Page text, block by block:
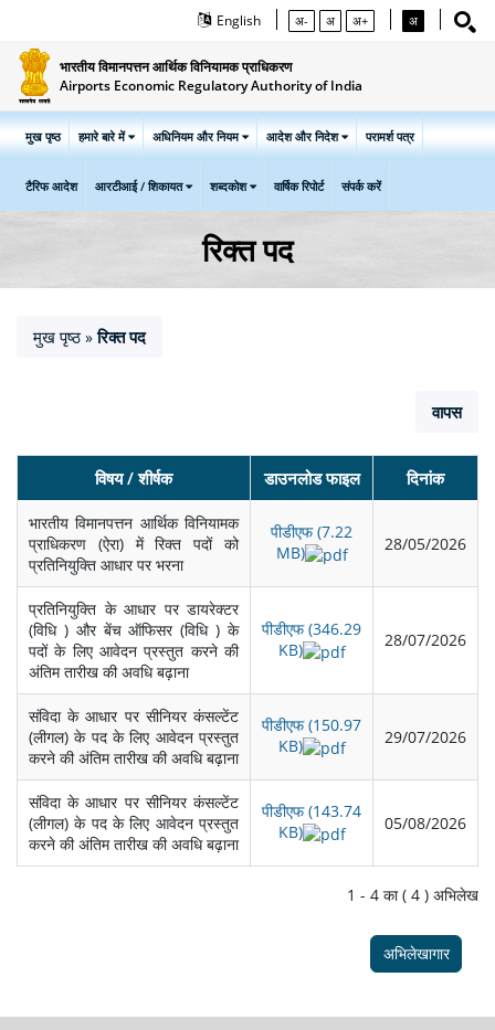
English अ- अ अ+ अ
भारतीय विमानपत्तन आर्थिक विनियामक प्राधिकरण
Airports Economic Regulatory Authority of India
मुख पृष्ठ हमारे बारे में अधिनियम और नियम आदेश और निदेश परामर्श पत्र
टैरिफ आदेश आरटीआई / शिकायत शब्दकोश वार्षिक रिपोर्ट संपर्क करें
रिक्त पद
मुख पृष्ठ » रिक्त पद
वापस
विषय / शीर्षक डाउनलोड फाइल दिनांक
भारतीय विमानपत्तन आर्थिक विनियामक
प्राधिकरण (ऐरा) में रिक्त पदों को
प्रतिनियुक्ति आधार पर भरना
पीडीएफ (7.22
MB)
28/05/2026
प्रतिनियुक्ति के आधार पर डायरेक्टर
(विधि ) और बेंच ऑफिसर (विधि ) के
पदों के लिए आवेदन प्रस्‍तुत करने की
अंतिम तारीख की अवधि बढ़ाना
पीडीएफ (346.29
KB)
28/07/2026
संविदा के आधार पर सीनियर कंसल्टेंट
(लीगल) के पद के लिए आवेदन प्रस्‍तुत
करने की अंतिम तारीख की अवधि बढ़ाना
पीडीएफ (150.97
KB)
29/07/2026
संविदा के आधार पर सीनियर कंसल्टेंट
(लीगल) के पद के लिए आवेदन प्रस्‍तुत
करने की अंतिम तारीख की अवधि बढ़ाना
पीडीएफ (143.74
KB)
05/08/2026
1 - 4 का ( 4 ) अभिलेख
अभिलेखागार